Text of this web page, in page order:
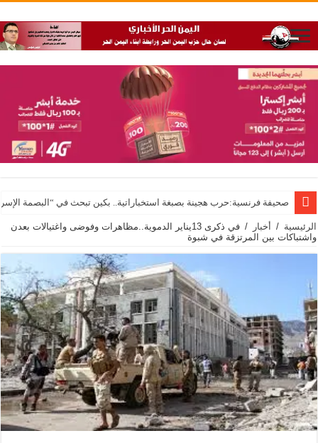
صحيفة فرنسية:حرب هجينة بصبغة استخباراتية.. بكين تبحث في “البصمة
الرئيسية / أخبار /
في ذكرى 13يناير الدموية..مظاهرات وفوضى واغتيالات بعدن
واشتباكات بين المرتزقة في شبوة